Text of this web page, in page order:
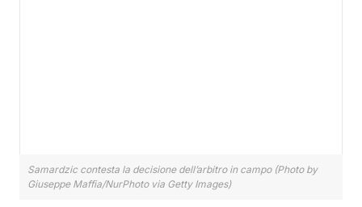
Samardzic contesta la decisione dell’arbitro in campo (Photo by
Giuseppe Maffia/NurPhoto via Getty Images)